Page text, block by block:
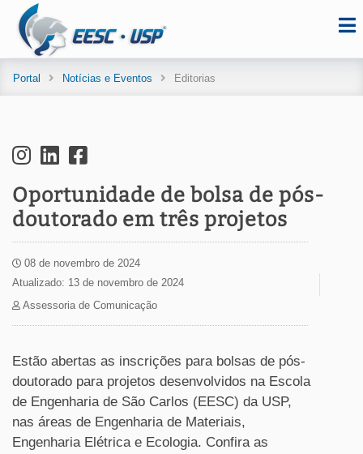
Portal Notícias e Eventos Editorias
Oportunidade de bolsa de pós-
doutorado em três projetos
08 de novembro de 2024
Atualizado: 13 de novembro de 2024
Assessoria de Comunicação
Estão abertas as inscrições para bolsas de pós-
doutorado para projetos desenvolvidos na Escola
de Engenharia de São Carlos (EESC) da USP,
nas áreas de Engenharia de Materiais,
Engenharia Elétrica e Ecologia. Confira as